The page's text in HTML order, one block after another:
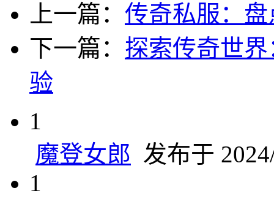
上一篇： 传奇私服：
下一篇： 探索传奇世
验
1
魔登女郎 发布于
1